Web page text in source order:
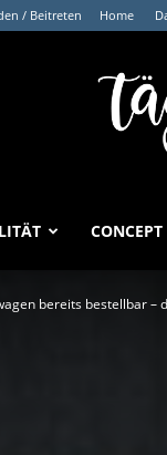
/ Beitreten Home
CONCEPT
bereits bestellbar –